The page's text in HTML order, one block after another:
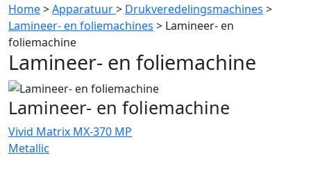
Home>Apparatuur> Drukveredelingsmachines >
Lamineer- en foliemachines > Lamineer- en
foliemachine
Lamineer- en foliemachine
Lamineer- en foliemachine
Vivid Matrix MX-370 MP
Metallic